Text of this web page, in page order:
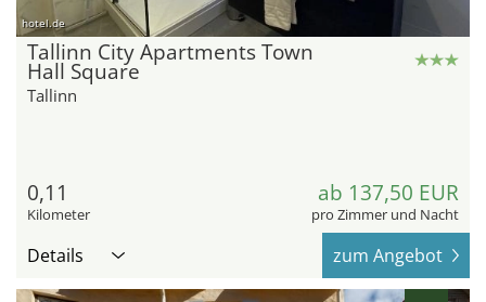
hotel.de
Tallinn City Apartments Town
Hall Square
Tallinn
0,11
Kilometer
ab 137,50 EUR
pro Zimmer und Nacht
Details zum Angebot